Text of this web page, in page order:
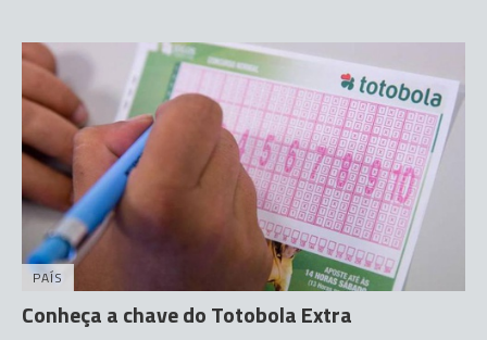
PAÍS
Conheça a chave do Totobola Extra